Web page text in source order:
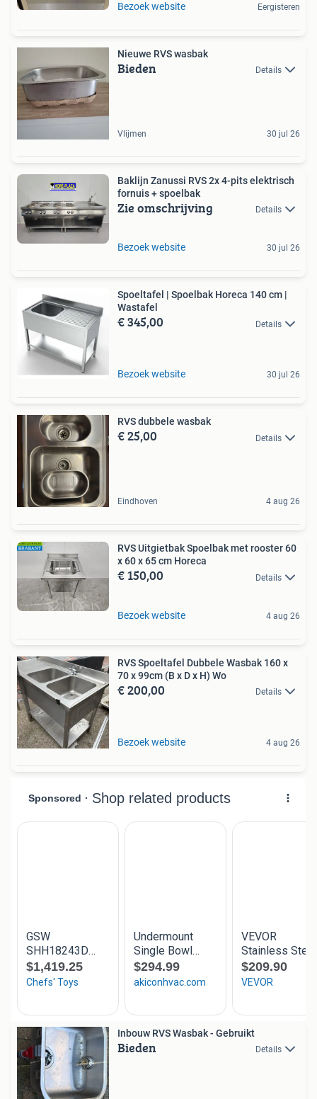
Bezoek website Eergisteren
Nieuwe RVS wasbak
Bieden Details
Vlijmen 30 jul 26
Baklijn Zanussi RVS 2x 4-pits elektrisch
fornuis + spoelbak
Zie omschrijving Details
Bezoek website 30 jul 26
Spoeltafel | Spoelbak Horeca 140 cm |
Wastafel
€ 345,00 Details
Bezoek website 30 jul 26
RVS dubbele wasbak
€ 25,00 Details
Eindhoven 4 aug 26
RVS Uitgietbak Spoelbak met rooster 60
x 60 x 65 cm Horeca
€ 150,00 Details
Bezoek website 4 aug 26
RVS Spoeltafel Dubbele Wasbak 160 x
70 x 99cm (B x D x H) Wo
€ 200,00 Details
Bezoek website 4 aug 26
Inbouw RVS Wasbak - Gebruikt
Bieden Details